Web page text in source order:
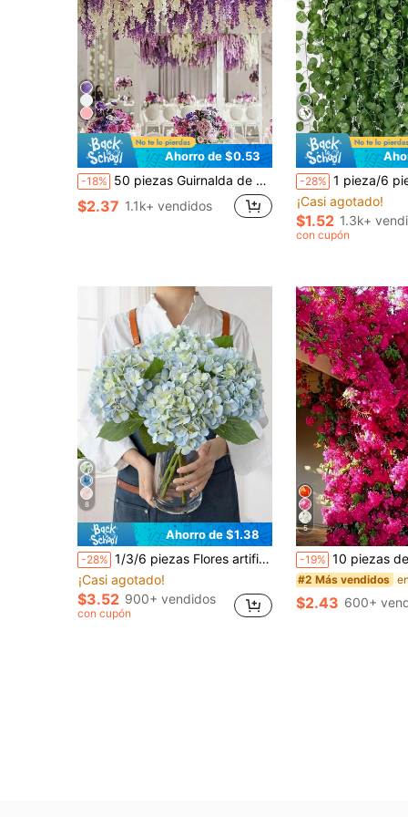
Ahorro de $0.53
-18% 50 piezas Guirnalda de enredadera de glicinia blanca artificial, decoración de boda, fiesta, hogar, pared verde, jardín, techo, 1.64 pies enredadera de flores artificiales, corona de flores de glicinia artificial, decoración colgante perfecta para boda, adecuada para fiesta, cumpleaños, hogar, regalo del Día de San Valentín, fondo de jardín y hogar para fiesta, plantas falsas, flores artificiales, plantas artificiales
$2.37 1.1k+ vendidos
-28% 1 pieza/6 piezas/12 piezas/24 piezas/300 piezas/Set de Hiedra Verde Artificial, Guirnalda Colgante de Follaje Falso, Realista y Decorativa, Adecuada para Bodas, Dormitorio, Jardín, Balcón, Columpio,
¡Casi agotado!
$1.52 1.3k+
con cupón
8
Ahorro de $1.38
-28% 1/3/6 piezas Flores artificiales de hortensia, hortensias realistas, plantas artificiales, decoración de primavera, flores falsas de alta calidad para ramos de boda DIY, fiestas, hogar, sala de estar, cocina, jardín, hotel, oficina, estudio, decoración de habitaciones, Día de San Valentín, regalos del Día de la Madre, artículos esenciales para bodas al aire libre, regalos de vuelta a la escuela
¡Casi agotado!
$3.52 900+ vendidos
con cupón
5
-19% 10 piezas de tallos de enredadera de buganvilla artificial de 2.6 pies, ramas de plantas de tallo largo, tacto realista, adecuado para el hogar, boda, jardín,
#2 Más vendidos
$2.43 600+